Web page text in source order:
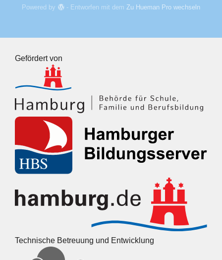
Powered by - Entworfen mit dem Zu Hueman Pro wechseln
Gefördert von
Technische Betreuung und Entwicklung